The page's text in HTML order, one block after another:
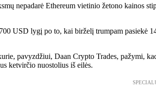
nepadarė Ethereum vietinio žetono kainos
USD lygį po to, kai birželį trumpam pasiekė
pavyzdžiui, Daan Crypto Trades, pažymi,
ketvirčio nuostolius iš eilės.